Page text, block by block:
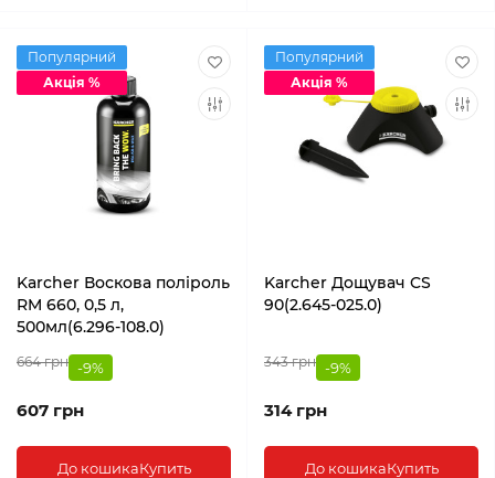
Популярний
Акція %
Karcher Воскова поліроль
RM 660, 0,5 л,
500мл(6.296-108.0)
664 грн -9%
607 грн
До кошикаКупить
Популярний
Акція %
Karcher Дощувач CS
90(2.645-025.0)
343 грн -9%
314 грн
До кошикаКупить